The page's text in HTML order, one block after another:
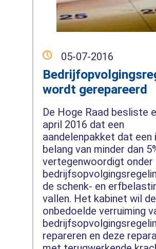
05-07-2016
wordt gerepareerd
De Hoge Raad besliste
april 2016 dat een
aandelenpakket dat een
belang van minder dan
vertegenwoordigt onder
de schenk- en
vallen. Het kabinet wil
onbedoelde verruiming
repareren en deze